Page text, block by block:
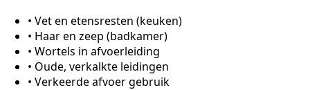
• Vet en etensresten (keuken)
• Haar en zeep (badkamer)
• Wortels in afvoerleiding
• Oude, verkalkte leidingen
• Verkeerde afvoer gebruik